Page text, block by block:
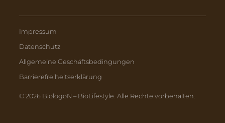
Impressum
Datenschutz
Allgemeine Geschäftsbedingungen
Barrierefreiheitserklärung
© 2026 BiologoN – BioLifestyle. Alle Rechte vorbehalten.